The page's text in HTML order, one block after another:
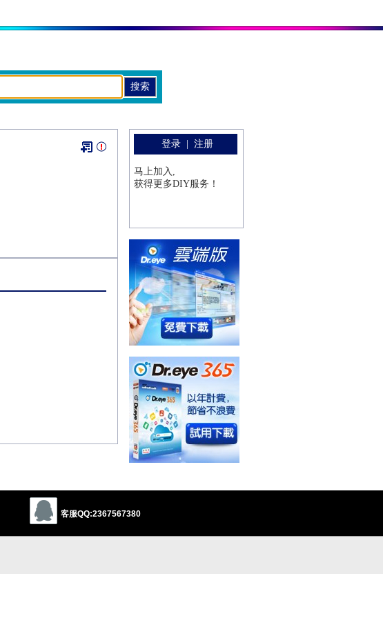
客服QQ:2367567380